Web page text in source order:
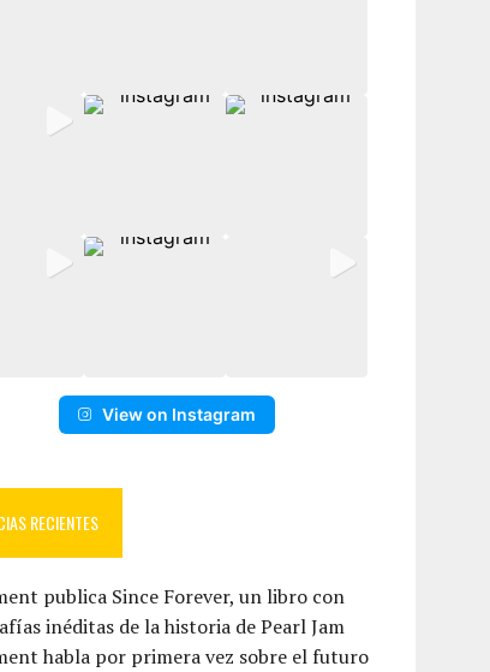
View on Instagram
RECIENTES
publica Since Forever, un libro con
inéditas de la historia de Pearl Jam
habla por primera vez sobre el futuro